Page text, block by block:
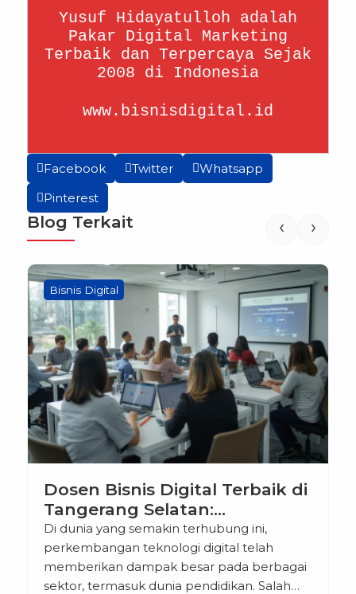
Yusuf Hidayatulloh adalah
Pakar Digital Marketing
Terbaik dan Terpercaya Sejak
2008 di Indonesia
www.bisnisdigital.id
Facebook Twitter
Whatsapp
Pinterest
Blog Terkait
Bisnis Digital
Dosen Bisnis Digital Terbaik di
Tangerang Selatan:
Meningkatkan Kualitas
Pendidikan Digital di Era
Modern
Di dunia yang semakin terhubung ini,
perkembangan teknologi digital telah
memberikan dampak besar pada berbagai
sektor, termasuk dunia pendidikan. Salah
‹ ›